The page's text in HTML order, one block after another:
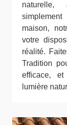
naturelle,
maison,
votre
réalité.
Tradition
efficace,
lumière